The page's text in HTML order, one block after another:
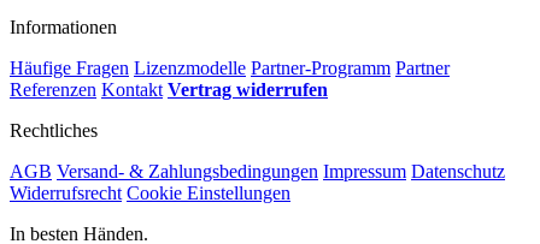
Informationen
Häufige Fragen Lizenzmodelle Partner-Programm Partner
Referenzen Kontakt Vertrag widerrufen
Rechtliches
AGB Versand- & Zahlungsbedingungen Impressum Datenschutz
Widerrufsrecht Cookie Einstellungen
In besten Händen.